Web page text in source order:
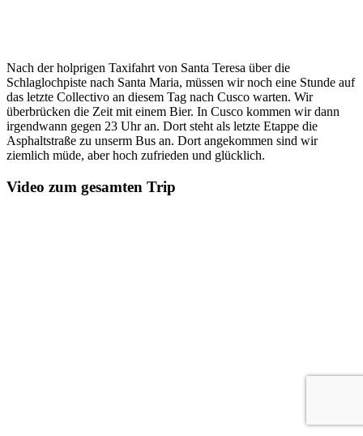
Nach der holprigen Taxifahrt von Santa Teresa über die
Schlaglochpiste nach Santa Maria, müssen wir noch eine Stunde auf
das letzte Collectivo an diesem Tag nach Cusco warten. Wir
überbrücken die Zeit mit einem Bier. In Cusco kommen wir dann
irgendwann gegen 23 Uhr an. Dort steht als letzte Etappe die
Asphaltstraße zu unserm Bus an. Dort angekommen sind wir
ziemlich müde, aber hoch zufrieden und glücklich.
Video zum gesamten Trip